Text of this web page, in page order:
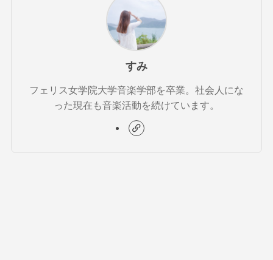
すみ
フェリス女学院大学音楽学部を卒業。社会人にな
った現在も音楽活動を続けています。